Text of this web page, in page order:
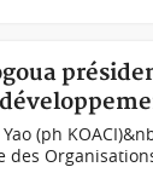
(ph
des